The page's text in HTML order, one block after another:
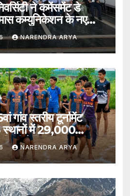
ने कमेंसमेंट डे
कम्युनिकेशन के नए
स्वागत
NARENDRA ARYA
गांव स्तरीय टूर्नामेंट
में 29,000
के साथ संपन्न हुआ
NARENDRA ARYA